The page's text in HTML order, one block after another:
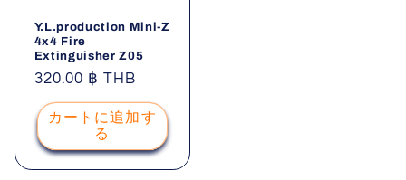
Y.L.production Mini-Z
4x4 Fire
Extinguisher Z05
通
常
価
格
320.00 ฿ THB
カートに追加す
る